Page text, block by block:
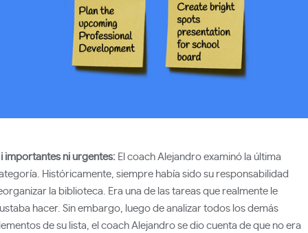
importantes ni urgentes: El coach Alejandro examinó la última
Históricamente, siempre había sido su responsabilidad
la biblioteca. Era una de las tareas que realmente le
hacer. Sin embargo, luego de analizar todos los demás
de su lista, el coach Alejandro se dio cuenta de que no era